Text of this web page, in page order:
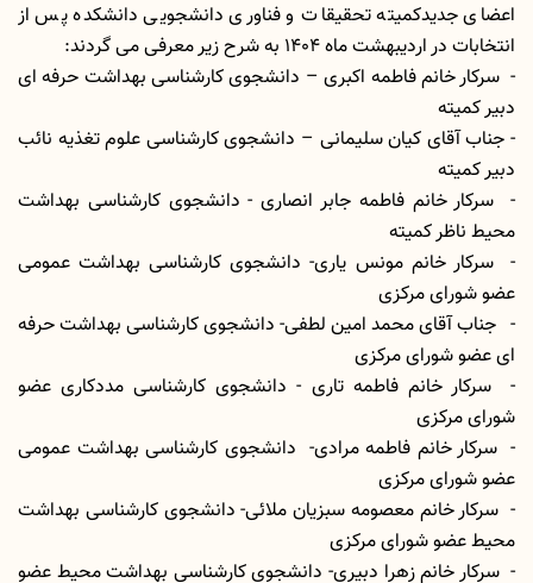
اعضای جدیدکمیته تحقیقات و فناوری دانشجویی دانشکده پس از
انتخابات در اردیبهشت ماه 1404 به شرح زیر معرفی می گردند:
- سرکار خانم فاطمه اکبری – دانشجوی کارشناسی بهداشت حرفه ای
دبیر کمیته
- جناب آقای کیان سلیمانی – دانشجوی کارشناسی علوم تغذیه نائب
دبیر کمیته
- سرکار خانم فاطمه جابر انصاری - دانشجوی کارشناسی بهداشت
محیط ناظر کمیته
- سرکار خانم مونس یاری- دانشجوی کارشناسی بهداشت عمومی
عضو شورای مرکزی
- جناب آقای محمد امین لطفی- دانشجوی کارشناسی بهداشت حرفه
ای عضو شورای مرکزی
- سرکار خانم فاطمه تاری - دانشجوی کارشناسی مددکاری عضو
شورای مرکزی
- سرکار خانم فاطمه مرادی- دانشجوی کارشناسی بهداشت عمومی
عضو شورای مرکزی
- سرکار خانم معصومه سبزیان ملائی- دانشجوی کارشناسی بهداشت
محیط عضو شورای مرکزی
- سرکار خانم زهرا دبیری- دانشجوی کارشناسی بهداشت محیط عضو